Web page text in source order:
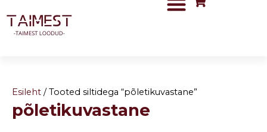
content
Esileht / Tooted siltidega “põletikuvastane”
põletikuvastane